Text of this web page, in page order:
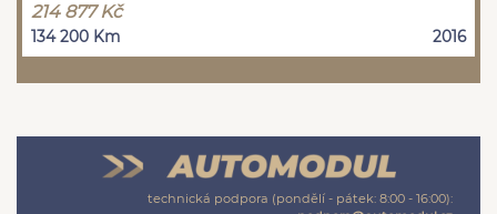
214 877 Kč
134 200 Km 2016
technická podpora (pondělí - pátek: 8:00 - 16:00):